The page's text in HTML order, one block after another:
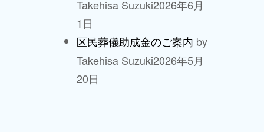
Takehisa Suzuki2026年6月
1日
区民葬儀助成金のご案内 by
Takehisa Suzuki2026年5月
20日